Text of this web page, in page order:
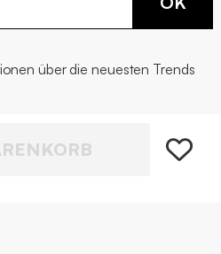
über die neuesten Trends